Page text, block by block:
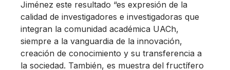
Jiménez este resultado “es expresión de la
calidad de investigadores e investigadoras que
integran la comunidad académica UACh,
siempre a la vanguardia de la innovación,
creación de conocimiento y su transferencia a
la sociedad. También, es muestra del fructífero